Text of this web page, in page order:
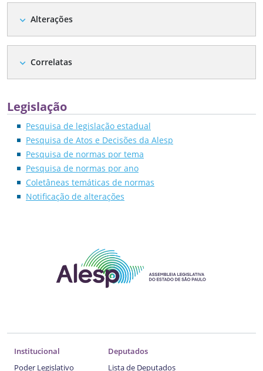
expand_more Alterações
expand_more Correlatas
Legislação
Pesquisa de legislação estadual
Pesquisa de Atos e Decisões da Alesp
Pesquisa de normas por tema
Pesquisa de normas por ano
Coletâneas temáticas de normas
Notificação de alterações
Institucional
Poder Legislativo
Deputados
Lista de Deputados